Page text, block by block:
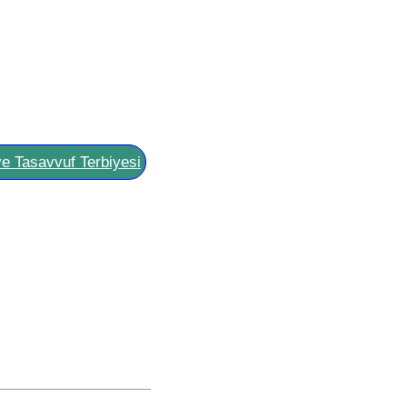
Tasavvuf Terbiyesi